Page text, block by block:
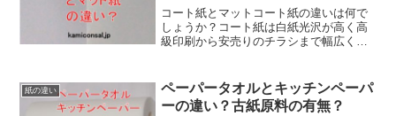
コート紙とマットコート紙の違いは何で
しょうか？コート紙は白紙光沢が高く高
級印刷から安売りのチラシまで幅広く使
た用途が多いです。
紙の違い
ペーパータオルとキッチンペーパ
ーの違い？古紙原料の有無？